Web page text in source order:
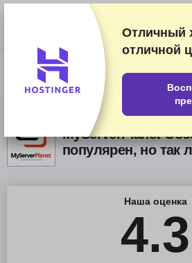
Мы оцениваем продавцов по результатам
и изучения, а также учитываем ваши
соглашения с провайдерами. На данной
Раскрытие
MyServerPlanet
популярен, но так
Наша оценка
4.3
Отличный
отличной